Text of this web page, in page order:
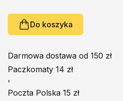
Do koszyka
Darmowa dostawa od 150 zł
Paczkomaty 14 zł
'
Poczta Polska 15 zł